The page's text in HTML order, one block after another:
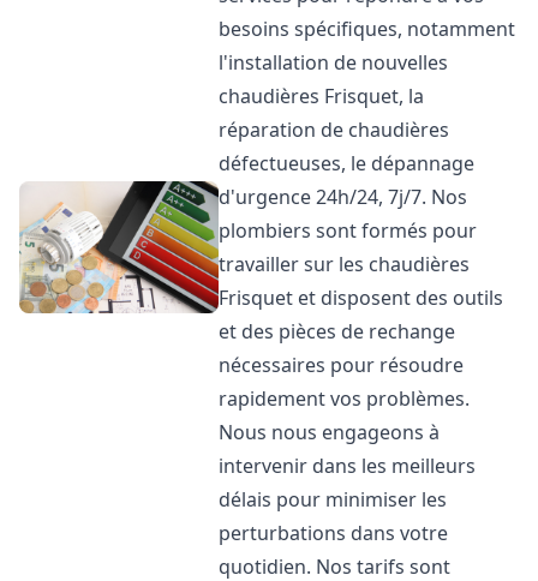
besoins spécifiques, notamment
l'installation de nouvelles
chaudières Frisquet, la
réparation de chaudières
défectueuses, le dépannage
d'urgence 24h/24, 7j/7. Nos
plombiers sont formés pour
travailler sur les chaudières
Frisquet et disposent des outils
et des pièces de rechange
nécessaires pour résoudre
rapidement vos problèmes.
Nous nous engageons à
intervenir dans les meilleurs
délais pour minimiser les
perturbations dans votre
quotidien. Nos tarifs sont